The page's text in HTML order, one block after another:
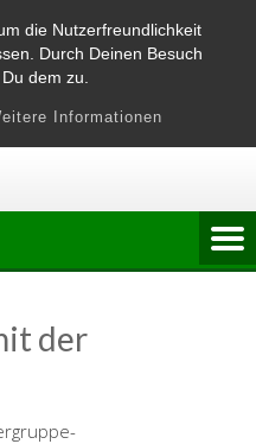
die Nutzerfreundlichkeit
Durch Deinen Besuch
dem zu.
Informationen
der